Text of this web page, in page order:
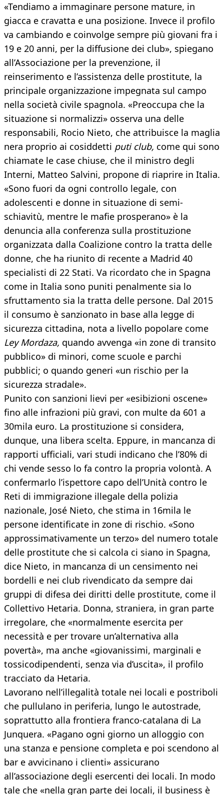
«Tendiamo a immaginare persone mature, in
giacca e cravatta e una posizione. Invece il profilo
va cambiando e coinvolge sempre più giovani fra i
19 e 20 anni, per la diffusione dei club», spiegano
all’Associazione per la prevenzione, il
reinserimento e l’assistenza delle prostitute, la
principale organizzazione impegnata sul campo
nella società civile spagnola. «Preoccupa che la
situazione si normalizzi» osserva una delle
responsabili, Rocio Nieto, che attribuisce la maglia
nera proprio ai cosiddetti puti club, come qui sono
chiamate le case chiuse, che il ministro degli
Interni, Matteo Salvini, propone di riaprire in Italia.
«Sono fuori da ogni controllo legale, con
adolescenti e donne in situazione di semi-
schiavitù, mentre le mafie prosperano» è la
denuncia alla conferenza sulla prostituzione
organizzata dalla Coalizione contro la tratta delle
donne, che ha riunito di recente a Madrid 40
specialisti di 22 Stati. Va ricordato che in Spagna
come in Italia sono puniti penalmente sia lo
sfruttamento sia la tratta delle persone. Dal 2015
il consumo è sanzionato in base alla legge di
sicurezza cittadina, nota a livello popolare come
Ley Mordaza, quando avvenga «in zone di transito
pubblico» di minori, come scuole e parchi
pubblici; o quando generi «un rischio per la
sicurezza stradale».
Punito con sanzioni lievi per «esibizioni oscene»
fino alle infrazioni più gravi, con multe da 601 a
30mila euro. La prostituzione si considera,
dunque, una libera scelta. Eppure, in mancanza di
rapporti ufficiali, vari studi indicano che l’80% di
chi vende sesso lo fa contro la propria volontà. A
confermarlo l’ispettore capo dell’Unità contro le
Reti di immigrazione illegale della polizia
nazionale, José Nieto, che stima in 16mila le
persone identificate in zone di rischio. «Sono
approssimativamente un terzo» del numero totale
delle prostitute che si calcola ci siano in Spagna,
dice Nieto, in mancanza di un censimento nei
bordelli e nei club rivendicato da sempre dai
gruppi di difesa dei diritti delle prostitute, come il
Collettivo Hetaria. Donna, straniera, in gran parte
irregolare, che «normalmente esercita per
necessità e per trovare un’alternativa alla
povertà», ma anche «giovanissimi, marginali e
tossicodipendenti, senza via d’uscita», il profilo
tracciato da Hetaria.
Lavorano nell’illegalità totale nei locali e postriboli
che pullulano in periferia, lungo le autostrade,
soprattutto alla frontiera franco-catalana di La
Junquera. «Pagano ogni giorno un alloggio con
una stanza e pensione completa e poi scendono al
bar e avvicinano i clienti» assicurano
all’associazione degli esercenti dei locali. In modo
tale che «nella gran parte dei locali, il business è